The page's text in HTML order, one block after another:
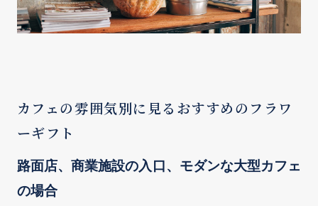
カフェの雰囲気別に見るおすすめのフラワ
ーギフト
路面店、商業施設の入口、モダンな大型カフェ
の場合